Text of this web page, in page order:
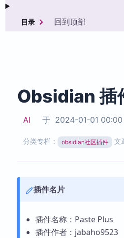
目录 回到顶部
Obsidian 插
AI 于 2024-01-01 00:00
分类专栏： obsidian社区插件 文
插件名片
插件名称：Paste Plus
插件作者：jabaho9523